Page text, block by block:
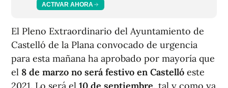
ACTIVAR AHORA
El Pleno Extraordinario del Ayuntamiento de
Castelló de la Plana convocado de urgencia
para esta mañana ha aprobado por mayoría que
el 8 de marzo no será festivo en Castelló este